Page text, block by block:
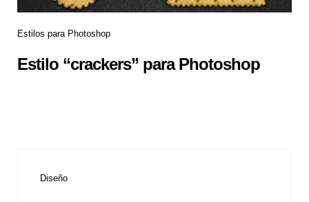
Estilos para Photoshop
Estilo “crackers” para Photoshop
Diseño